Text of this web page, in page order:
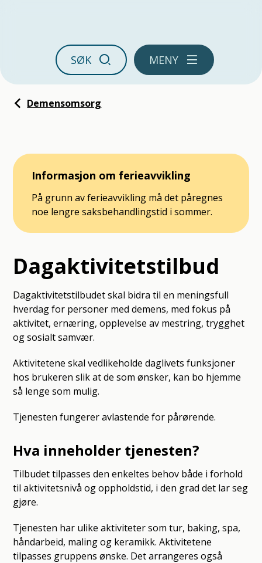
SØK MENY
Du er her:
Demensomsorg
Informasjon om ferieavvikling
På grunn av ferieavvikling må det påregnes
noe lengre saksbehandlingstid i sommer.
Dagaktivitetstilbud
Dagaktivitetstilbudet skal bidra til en meningsfull
hverdag for personer med demens, med fokus på
aktivitet, ernæring, opplevelse av mestring, trygghet
og sosialt samvær.
Aktivitetene skal vedlikeholde daglivets funksjoner
hos brukeren slik at de som ønsker, kan bo hjemme
så lenge som mulig.
Tjenesten fungerer avlastende for pårørende.
Hva inneholder tjenesten?
Tilbudet tilpasses den enkeltes behov både i forhold
til aktivitetsnivå og oppholdstid, i den grad det lar seg
gjøre.
Tjenesten har ulike aktiviteter som tur, baking, spa,
håndarbeid, maling og keramikk. Aktivitetene
tilpasses gruppens ønske. Det arrangeres også